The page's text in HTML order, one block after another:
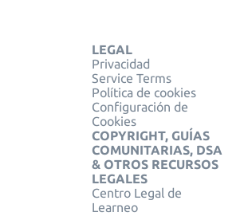
LEGAL
Privacidad
Service Terms
Política de cookies
Configuración de
Cookies
COPYRIGHT, GUÍAS
COMUNITARIAS, DSA
& OTROS RECURSOS
LEGALES
Centro Legal de
Learneo